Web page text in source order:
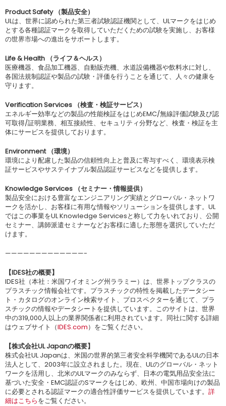
Product Safety （製品安全）
ULは、世界に認められた第三者試験認証機関として、ULマークをはじめ
とする各種認証マークを取得していただくための試験を実施し、お客様
の世界市場への進出をサポートします。
Life & Health （ライフ＆ヘルス）
医療機器、食品加工機器、自動販売機、水道設備機器や飲料水に対し、
各国法規制認証や製品の試験・評価を行うことを通じて、人々の健康を
守ります。
Verification Services （検査・検証サービス）
エネルギー効率などの製品の性能検証をはじめEMC/無線評価試験及び認
可取得/証明業務、相互接続性、セキュリティ分野など、検査・検証を主
体にサービスを提供しております。
Environment （環境）
環境により配慮した製品の信頼性向上と普及に寄与すべく、環境表示検
証サービスやサステイナブル製品認証サービスなどを提供します。
Knowledge Services （セミナー・情報提供）
製品安全における豊富なエンジニアリング実績とグローバル・ネットワ
ークを活かし、お客様に有用な情報やソリューションを提供します。UL
ではこの事業をUL Knowledge Servicesと称して力をいれており、公開
セミナー、講師派遣セミナーなどお客様に適した形態を選択していただ
けます。
—————————————-
【IDES社の概要】
IDES社（本社：米国ワイオミング州ララミー）は、世界トップクラスの
プラスチック情報会社です。プラスチックの特性を掲載したデータシー
ト・カタログのオンライン検索サイト、プロスペクターを通じて、プラ
スチックの情報やデータシートを提供しています。このサイトは、世界
中の319,000人以上の業界関係者に利用されています。同社に関する詳細
はウェブサイト（IDES.com）をご覧ください。
【株式会社UL Japanの概要】
株式会社UL Japanは、米国の世界的第三者安全科学機関であるULの日本
法人として、2003年に設立されました。現在、ULのグローバル・ネット
ワークを活用し、北米のULマークのみならず、日本の電気用品安全法に
基づいた安全・EMC認証のSマークをはじめ、欧州、中国市場向けの製品
に必要とされる認証マークの適合性評価サービスを提供しています。 詳
細はこちらをご覧ください。